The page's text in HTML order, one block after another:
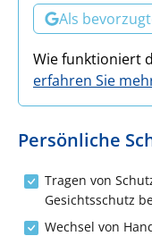
Als
Wie funktioniert
erfahren Sie
Persönliche
Tragen von
Gesichtsschutz
Wechsel von